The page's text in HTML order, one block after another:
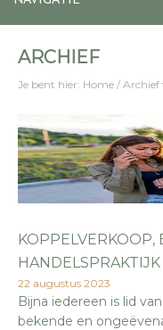
ARCHIEF
Je bent hier: Home / Archief
KOPPELVERKOOP,
HANDELSPRAKTIJK
22 augustus 2023
Bijna iedereen is lid
bekende en